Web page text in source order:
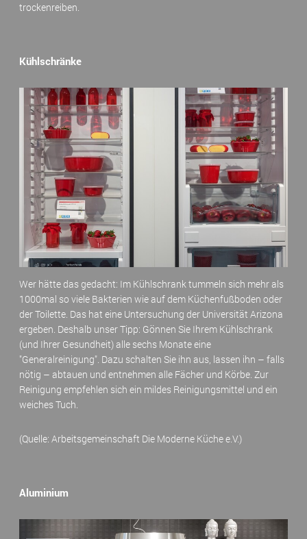
trockenreiben.
Kühlschränke
Wer hätte das gedacht: Im Kühlschrank tummeln sich mehr als
1000mal so viele Bakterien wie auf dem Küchenfußboden oder
der Toilette. Das hat eine Untersuchung der Universität Arizona
ergeben. Deshalb unser Tipp: Gönnen Sie Ihrem Kühlschrank
(und Ihrer Gesundheit) alle sechs Monate eine
"Generalreinigung". Dazu schalten Sie ihn aus, lassen ihn – falls
nötig – abtauen und entnehmen alle Fächer und Körbe. Zur
Reinigung empfehlen sich ein mildes Reinigungsmittel und ein
weiches Tuch.
(Quelle: Arbeitsgemeinschaft Die Moderne Küche e.V.)
Aluminium